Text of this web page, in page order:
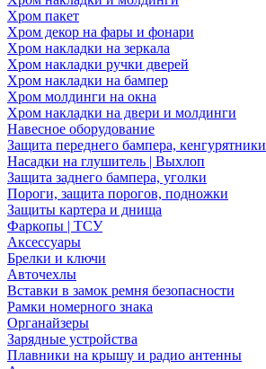
Хром пакет
Хром декор на фары и фонари
Хром накладки на зеркала
Хром накладки ручки дверей
Хром накладки на бампер
Хром молдинги на окна
Хром накладки на двери и молдинги
Навесное оборудование
Защита переднего бампера, кенгурятники
Насадки на глушитель | Выхлоп
Защита заднего бампера, уголки
Пороги, защита порогов, подножки
Защиты картера и днища
Фаркопы | ТСУ
Аксессуары
Брелки и ключи
Авточехлы
Вставки в замок ремня безопасности
Рамки номерного знака
Органайзеры
Зарядные устройства
Плавники на крышу и радио антенны